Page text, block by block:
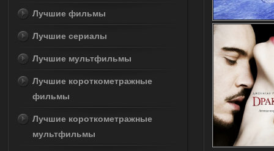
Лучшие фильмы
Лучшие сериалы
Лучшие мультфильмы
Лучшие короткометражные
фильмы
Лучшие короткометражные
мультфильмы